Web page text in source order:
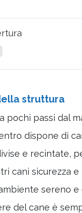
struttura
pochi passi dal
dispone di
e recintate,
cani sicurezza e
sereno
del cane è